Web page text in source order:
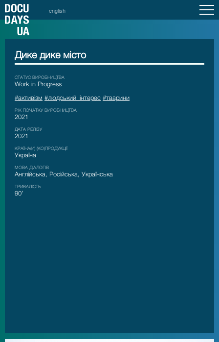
english
Дике дике місто
СТАТУС ВИРОБНИЦТВА
Work in Progress
#активізм #людський_інтерес #тварини
РІК ПОЧАТКУ ВИРОБНИЦТВА
2021
ДАТА РЕЛІЗУ
2021
КРАЇНА(И) (КО)ПРОДУКЦІЇ
Україна
МОВА ДІАЛОГІВ
Англійська, Російська, Українська
ТРИВАЛІСТЬ
90’